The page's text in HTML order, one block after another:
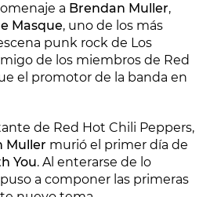
a Brendan Muller,
Masque, uno de los más
punk rock de Los
de los miembros de Red
el promotor de la banda en
de Red Hot Chili Peppers,
Muller murió el primer día de
You. Al enterarse de lo
a componer las primeras